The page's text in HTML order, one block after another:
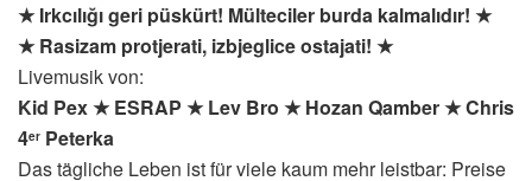
★ Irkcılığı geri püskürt! Mülteciler burda kalmalıdır! ★
★ Rasizam protjerati, izbjeglice ostajati! ★
Livemusik von:
Kid Pex ★ ESRAP ★ Lev Bro ★ Hozan Qamber ★ Chris
4er Peterka
Das tägliche Leben ist für viele kaum mehr leistbar: Preise